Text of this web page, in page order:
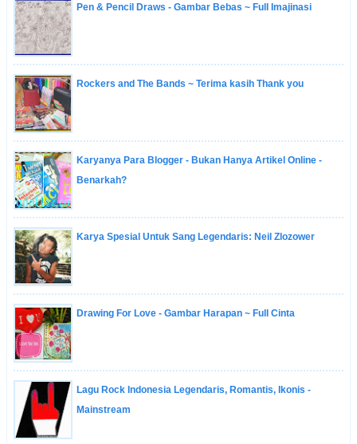
Pen & Pencil Draws - Gambar Bebas ~ Full Imajinasi
Rockers and The Bands ~ Terima kasih Thank you
Karyanya Para Blogger - Bukan Hanya Artikel Online -
Benarkah?
Karya Spesial Untuk Sang Legendaris: Neil Zlozower
Drawing For Love - Gambar Harapan ~ Full Cinta
Lagu Rock Indonesia Legendaris, Romantis, Ikonis -
Mainstream